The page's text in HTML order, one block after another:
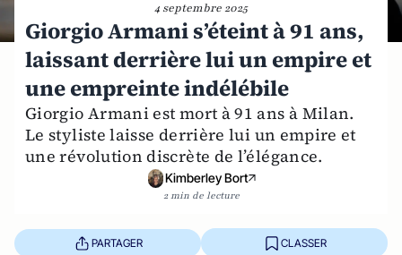
4 septembre 2025
Giorgio Armani s’éteint à 91 ans,
laissant derrière lui un empire et
une empreinte indélébile
Giorgio Armani est mort à 91 ans à Milan.
Le styliste laisse derrière lui un empire et
une révolution discrète de l’élégance.
Kimberley Bort
2 min de lecture
PARTAGER CLASSER